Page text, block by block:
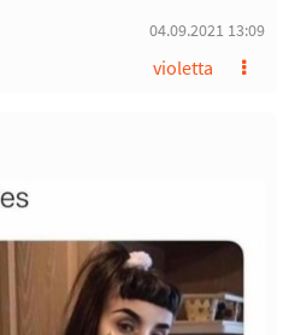
04.09.2021 13:09
violetta